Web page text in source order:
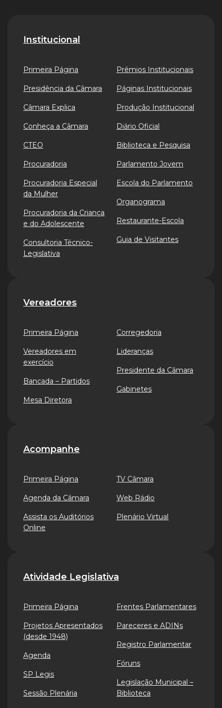
Institucional
Primeira Página
Presidência da Câmara
Câmara Explica
Conheça a Câmara
CTEO
Procuradoria
Procuradoria Especial
da Mulher
Procuradoria da Criança
e do Adolescente
Consultoria Técnico-
Legislativa
Prêmios Institucionais
Páginas Institucionais
Produção Institucional
Diário Oficial
Biblioteca e Pesquisa
Parlamento Jovem
Escola do Parlamento
Organograma
Restaurante-Escola
Guia de Visitantes
Vereadores
Primeira Página
Vereadores em
exercício
Bancada – Partidos
Mesa Diretora
Corregedoria
Lideranças
Presidente da Câmara
Gabinetes
Acompanhe
Primeira Página
Agenda da Câmara
Assista os Auditórios
Online
TV Câmara
Web Rádio
Plenário Virtual
Atividade Legislativa
Primeira Página
Projetos Apresentados
(desde 1948)
Agenda
SP Legis
Sessão Plenária
Frentes Parlamentares
Pareceres e ADINs
Registro Parlamentar
Fóruns
Legislação Municipal –
Biblioteca